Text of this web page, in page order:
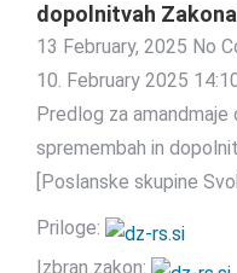
dopolnitvah
13 February, 2025 No
10. February 2025
Predlog za
spremembah in
[Poslanske skupine
Priloge:
Izbran zakon: